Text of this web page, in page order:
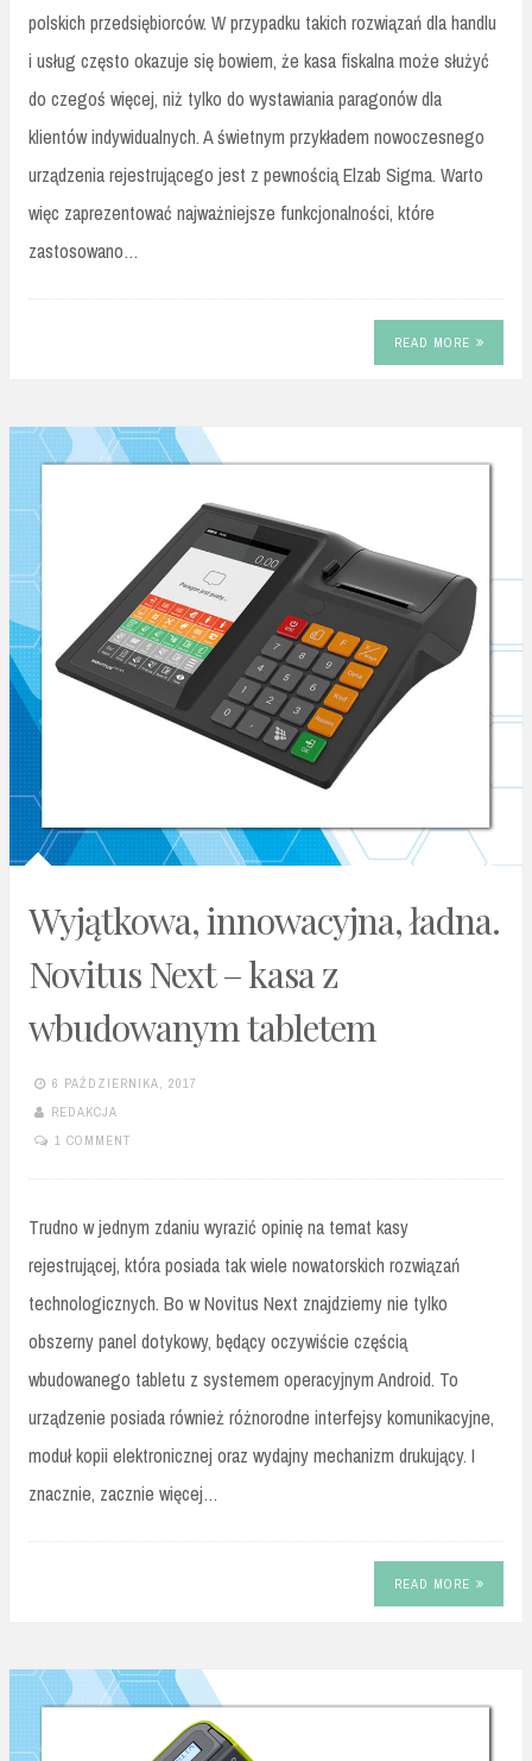
polskich przedsiębiorców. W przypadku takich rozwiązań dla handlu
i usług często okazuje się bowiem, że kasa fiskalna może służyć
do czegoś więcej, niż tylko do wystawiania paragonów dla
klientów indywidualnych. A świetnym przykładem nowoczesnego
urządzenia rejestrującego jest z pewnością Elzab Sigma. Warto
więc zaprezentować najważniejsze funkcjonalności, które
zastosowano…
READ MORE
Wyjątkowa, innowacyjna, ładna.
Novitus Next – kasa z
wbudowanym tabletem
6 PAŹDZIERNIKA, 2017
REDAKCJA
1 COMMENT
Trudno w jednym zdaniu wyrazić opinię na temat kasy
rejestrującej, która posiada tak wiele nowatorskich rozwiązań
technologicznych. Bo w Novitus Next znajdziemy nie tylko
obszerny panel dotykowy, będący oczywiście częścią
wbudowanego tabletu z systemem operacyjnym Android. To
urządzenie posiada również różnorodne interfejsy komunikacyjne,
moduł kopii elektronicznej oraz wydajny mechanizm drukujący. I
znacznie, zacznie więcej…
READ MORE